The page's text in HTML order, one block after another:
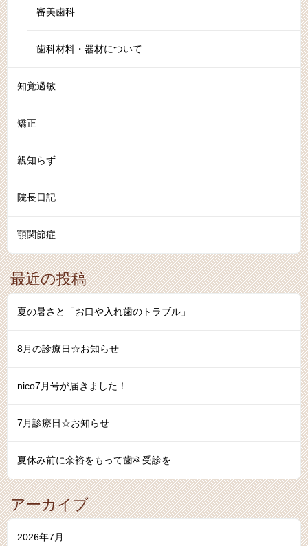
審美歯科
歯科材料・器材について
知覚過敏
矯正
親知らず
院長日記
顎関節症
最近の投稿
夏の暑さと「お口や入れ歯のトラブル」
8月の診療日☆お知らせ
nico7月号が届きました！
7月診療日☆お知らせ
夏休み前に余裕をもって歯科受診を
アーカイブ
2026年7月